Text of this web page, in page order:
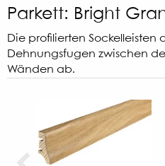
Parkett: Bright
Die profilierten Sockelleisten
Dehnungsfugen zwischen
Wänden ab.